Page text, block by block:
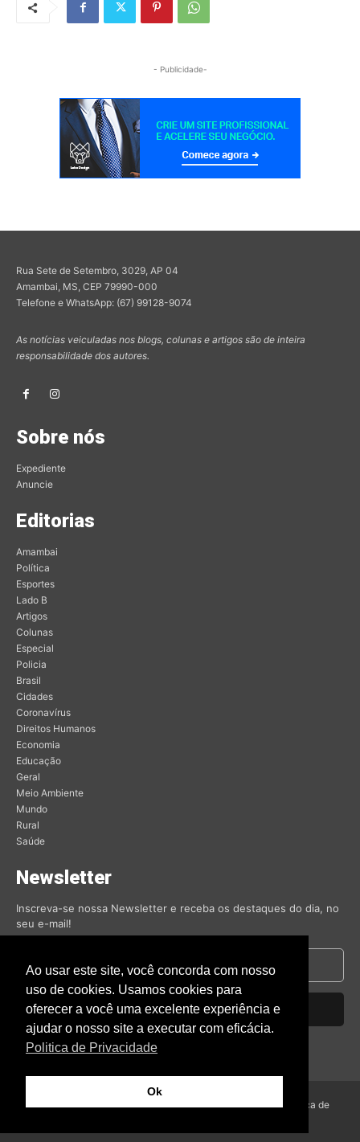
- Publicidade-
Rua Sete de Setembro, 3029, AP 04
Amambai, MS, CEP 79990-000
Telefone e WhatsApp: (67) 99128-9074
As notícias veiculadas nos blogs, colunas e artigos são de inteira
responsabilidade dos autores.
Sobre nós
Expediente
Anuncie
Editorias
Amambai
Política
Esportes
Lado B
Artigos
Colunas
Especial
Policia
Brasil
Cidades
Coronavírus
Direitos Humanos
Economia
Educação
Geral
Meio Ambiente
Mundo
Rural
Saúde
Newsletter
Inscreva-se nossa Newsletter e receba os destaques do dia, no
seu e-mail!
Inscrever-se
Nós respeitamos sua privacidade.
© Amambai Notícias 2009 - Todos os direitos reservados -Politica de
Ao usar este site, você concorda com nosso
uso de cookies. Usamos cookies para
oferecer a você uma excelente experiência e
ajudar o nosso site a executar com eficácia.
Politica de Privacidade
Ok